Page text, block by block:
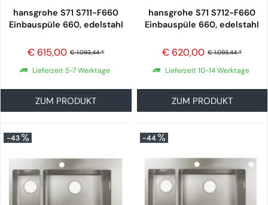
hansgrohe S71 S711-F660
Einbauspüle 660, edelstahl
€ 1.093,44 *
€ 615,00
Lieferzeit 5-7 Werktage
ZUM PRODUKT
hansgrohe S71 S712-F660
Einbauspüle 660, edelstahl
€ 1.093,44 *
€ 620,00
Lieferzeit 10-14 Werktage
ZUM PRODUKT
-43 -44